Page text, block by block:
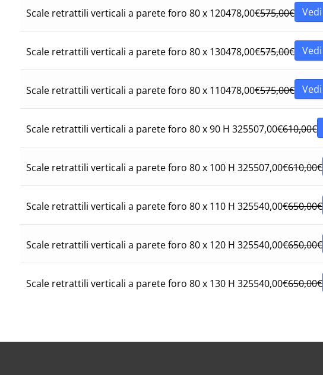
Scale retrattili verticali a parete foro 80 x 120478,00€575,00€ Vedi
Scale retrattili verticali a parete foro 80 x 130478,00€575,00€ Vedi
Scale retrattili verticali a parete foro 80 x 110478,00€575,00€ Vedi
Scale retrattili verticali a parete foro 80 x 90 H 325507,00€610,00€
Scale retrattili verticali a parete foro 80 x 100 H 325507,00€610,00€
Scale retrattili verticali a parete foro 80 x 110 H 325540,00€650,00€
Scale retrattili verticali a parete foro 80 x 120 H 325540,00€650,00€
Scale retrattili verticali a parete foro 80 x 130 H 325540,00€650,00€